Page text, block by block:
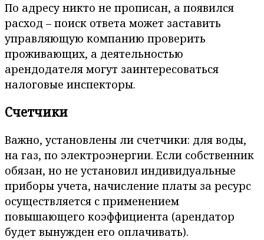
По адресу никто не прописан, а появился
расход – поиск ответа может заставить
управляющую компанию проверить
проживающих, а деятельностью
арендодателя могут заинтересоваться
налоговые инспекторы.
Счетчики
Важно, установлены ли счетчики: для воды,
на газ, по электроэнергии. Если собственник
обязан, но не установил индивидуальные
приборы учета, начисление платы за ресурс
осуществляется с применением
повышающего коэффициента (арендатор
будет вынужден его оплачивать).